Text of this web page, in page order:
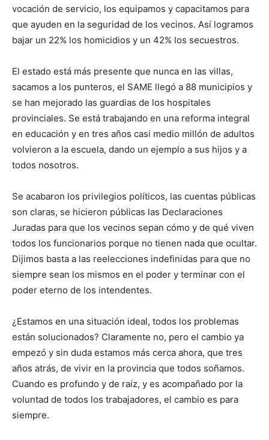
vocación de servicio, los equipamos y capacitamos para
que ayuden en la seguridad de los vecinos. Así logramos
bajar un 22% los homicidios y un 42% los secuestros.
El estado está más presente que nunca en las villas,
sacamos a los punteros, el SAME llegó a 88 municipios y
se han mejorado las guardias de los hospitales
provinciales. Se está trabajando en una reforma integral
en educación y en tres años casi medio millón de adultos
volvieron a la escuela, dando un ejemplo a sus hijos y a
todos nosotros.
Se acabaron los privilegios políticos, las cuentas públicas
son claras, se hicieron públicas las Declaraciones
Juradas para que los vecinos sepan cómo y de qué viven
todos los funcionarios porque no tienen nada que ocultar.
Dijimos basta a las reelecciones indefinidas para que no
siempre sean los mismos en el poder y terminar con el
poder eterno de los intendentes.
¿Estamos en una situación ideal, todos los problemas
están solucionados? Claramente no, pero el cambio ya
empezó y sin duda estamos más cerca ahora, que tres
años atrás, de vivir en la provincia que todos soñamos.
Cuando es profundo y de raíz, y es acompañado por la
voluntad de todos los trabajadores, el cambio es para
siempre.